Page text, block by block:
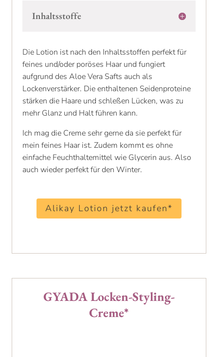
Inhaltsstoffe
Die Lotion ist nach den Inhaltsstoffen perfekt für
feines und/oder poröses Haar und fungiert
aufgrund des Aloe Vera Safts auch als
Lockenverstärker. Die enthaltenen Seidenproteine
stärken die Haare und schleßen Lücken, was zu
mehr Glanz und Halt führen kann.
Ich mag die Creme sehr gerne da sie perfekt für
mein feines Haar ist. Zudem kommt es ohne
einfache Feuchthaltemittel wie Glycerin aus. Also
auch wieder perfekt für den Winter.
Alikay Lotion jetzt kaufen*
GYADA Locken-Styling-
Creme*